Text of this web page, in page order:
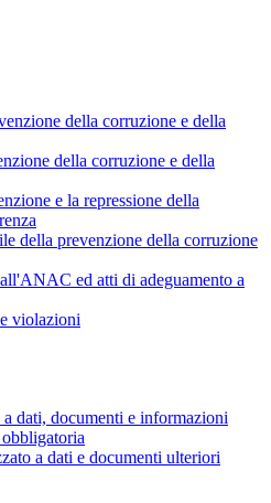
della corruzione e della
della corruzione e della
e la repressione della
della prevenzione della corruzione
ed atti di adeguamento a
violazioni
dati, documenti e informazioni
a dati e documenti ulteriori